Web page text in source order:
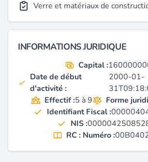
Verre et matériaux de
INFORMATIONS JURIDIQUE
Capital :
Date de début
d'activité :
2000-01-
Effectif :5 à 9 Forme
Identifiant Fiscal :
NIS :
RC : Numéro :